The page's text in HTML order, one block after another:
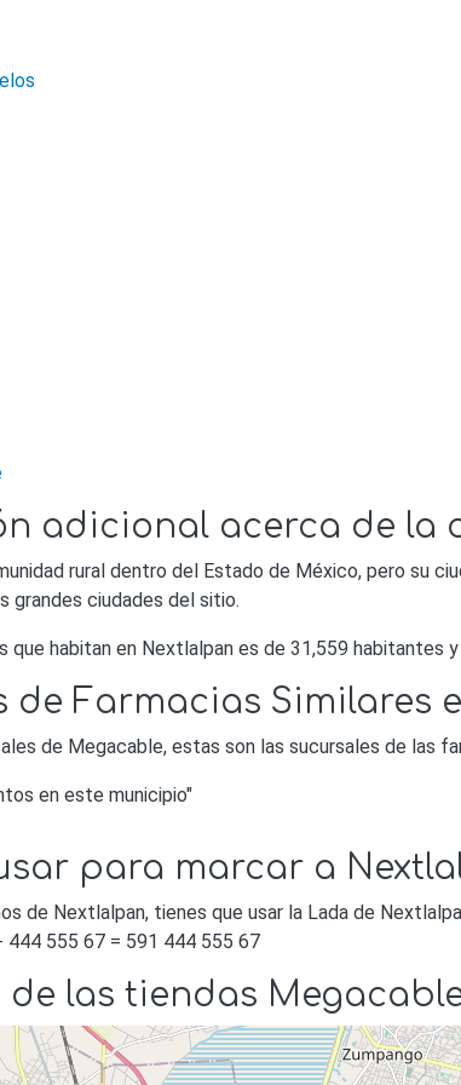
adicional acerca de la
rural dentro del Estado de México, pero su
grandes ciudades del sitio.
que habitan en Nextlalpan es de 31,559 habitantes
de Farmacias Similares
de Megacable, estas son las sucursales de las
en este municipio"
para marcar a
de Nextlalpan, tienes que usar la Lada de
444 555 67 = 591 444 555 67
las tiendas